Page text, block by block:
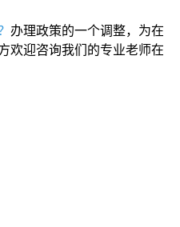
办理政策的一个调整，为在
欢迎咨询我们的专业老师在